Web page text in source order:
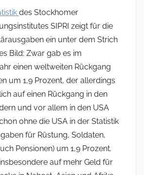
des Stockhomer
SIPRI zeigt für die
ein unter dem Strich
Bild: Zwar gab es im
einen weltweiten Rückgang
um 1,9 Prozent, der allerdings
auf einen Rückgang in den
und vor allem in den USA
ohne die USA in der Statistik
für Rüstung, Soldaten,
Pensionen) um 1,9 Prozent.
auf mehr Geld für